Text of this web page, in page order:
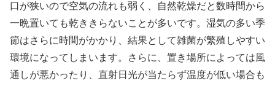
口が狭いので空気の流れも弱く、自然乾燥だと数時間から
一晩置いても乾ききらないことが多いです。湿気の多い季
節はさらに時間がかかり、結果として雑菌が繁殖しやすい
環境になってしまいます。さらに、置き場所によっては風
通しが悪かったり、直射日光が当たらず温度が低い場合も